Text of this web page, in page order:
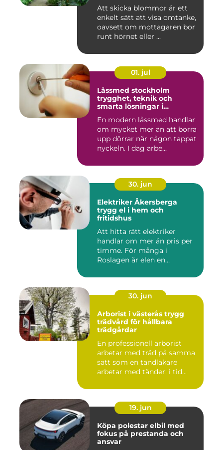
Att skicka blommor är ett
enkelt sätt att visa omtanke,
oavsett om mottagaren bor
runt hörnet eller ...
01. jul
Låssmed stockholm
trygghet, teknik och
smarta lösningar i
En modern låssmed handlar
om mycket mer än att borra
upp dörrar när någon tappat
nyckeln. I dag arbe...
30. jun
Elektriker Åkersberga
trygg el i hem och
fritidshus
Att hitta rätt elektriker
handlar om mer än pris per
timme. För många i
Roslagen är elen en
30. jun
Arborist i västerås trygg
trädvård för hållbara
trädgårdar
En professionell arborist
arbetar med träd på samma
sätt som en tandläkare
arbetar med tänder: i tid...
19. jun
Köpa polestar elbil med
fokus på prestanda och
ansvar